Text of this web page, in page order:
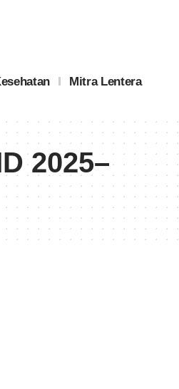
Mitra Lentera
2025–